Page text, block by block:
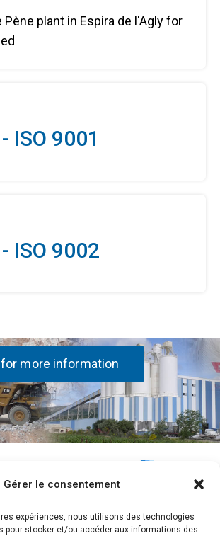
Gérer le consentement
expériences, nous utilisons des technologies
pour stocker et/ou accéder aux informations des
Pène plant in Espira de l'Agly for
ISO 9001
ISO 9002
more information
283, Avenue
Mistral
CS 40097
history
Home
GTC